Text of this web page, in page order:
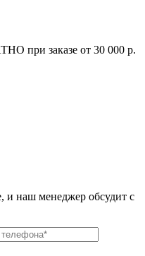
при заказе от 30 000 р.
и наш менеджер обсудит с